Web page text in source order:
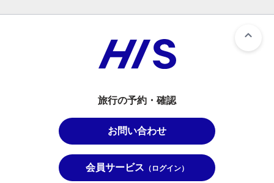
旅行の予約・確認
お問い合わせ
会員サービス （ログイン）